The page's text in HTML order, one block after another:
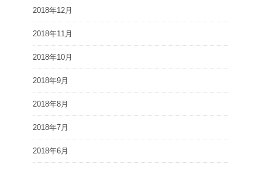
2018年12月
2018年11月
2018年10月
2018年9月
2018年8月
2018年7月
2018年6月